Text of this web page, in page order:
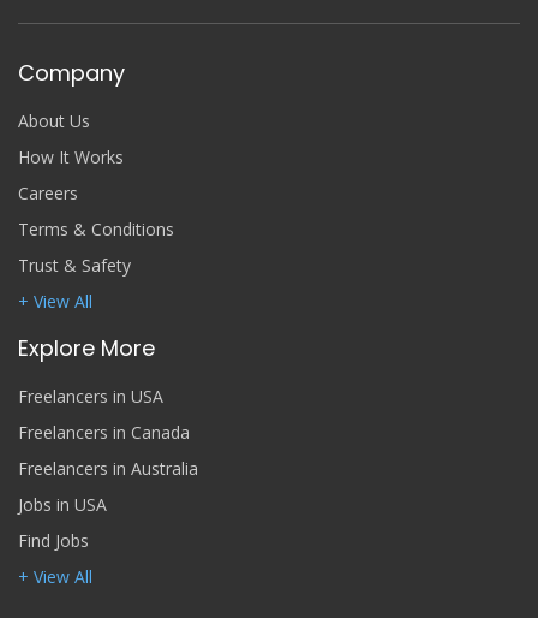
Company
About Us
How It Works
Careers
Terms & Conditions
Trust & Safety
+ View All
Explore More
Freelancers in USA
Freelancers in Canada
Freelancers in Australia
Jobs in USA
Find Jobs
+ View All